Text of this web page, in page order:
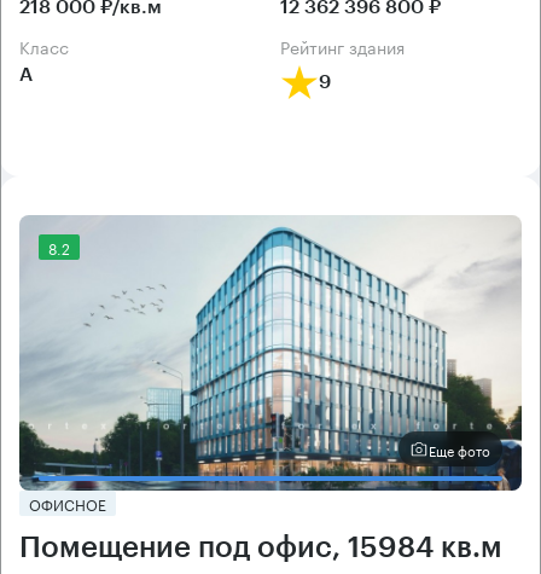
218 000 ₽/кв.м 12 362 396 800 ₽
класс
А
рейтинг здания
9
8.2
Еще фото
ОФИСНОЕ
Помещение под офис, 15984 кв.м